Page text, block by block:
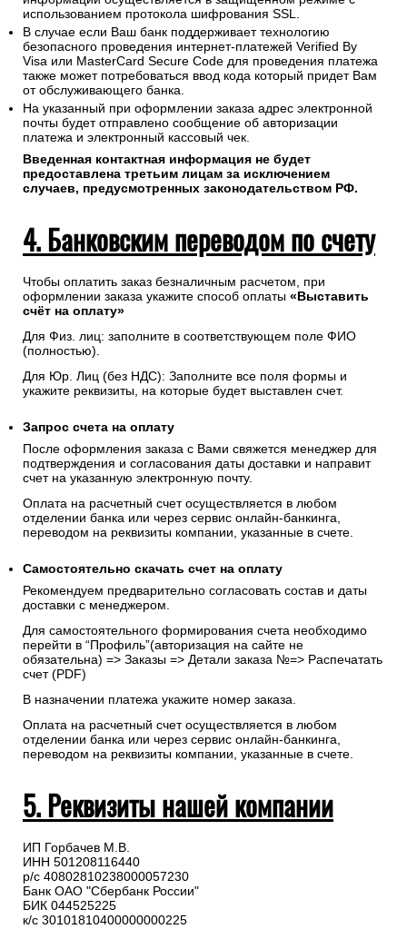
использованием протокола шифрования SSL.
В случае если Ваш банк поддерживает технологию
безопасного проведения интернет-платежей Verified By
Visa или MasterCard Secure Code для проведения платежа
также может потребоваться ввод кода который придет Вам
от обслуживающего банка.
На указанный при оформлении заказа адрес электронной
почты будет отправлено сообщение об авторизации
платежа и электронный кассовый чек.
Введенная контактная информация не будет
предоставлена третьим лицам за исключением
случаев, предусмотренных законодательством РФ.
4. Банковским переводом по счету
Чтобы оплатить заказ безналичным расчетом, при
оформлении заказа укажите способ оплаты «Выставить
счёт на оплату»
Для Физ. лиц: заполните в соответствующем поле ФИО
(полностью).
Для Юр. Лиц (без НДС): Заполните все поля формы и
укажите реквизиты, на которые будет выставлен счет.
Запрос счета на оплату
После оформления заказа с Вами свяжется менеджер для
подтверждения и согласования даты доставки и направит
счет на указанную электронную почту.
Оплата на расчетный счет осуществляется в любом
отделении банка или через сервис онлайн-банкинга,
переводом на реквизиты компании, указанные в счете.
Самостоятельно скачать счет на оплату
Рекомендуем предварительно согласовать состав и даты
доставки с менеджером.
Для самостоятельного формирования счета необходимо
перейти в “Профиль”(авторизация на сайте не
обязательна) => Заказы => Детали заказа №=> Распечатать
счет (PDF)
В назначении платежа укажите номер заказа.
Оплата на расчетный счет осуществляется в любом
отделении банка или через сервис онлайн-банкинга,
переводом на реквизиты компании, указанные в счете.
5. Реквизиты нашей компании
ИП Горбачев М.В.
ИНН 501208116440
р/с 40802810238000057230
Банк ОАО "Сбербанк России"
БИК 044525225
к/с 30101810400000000225